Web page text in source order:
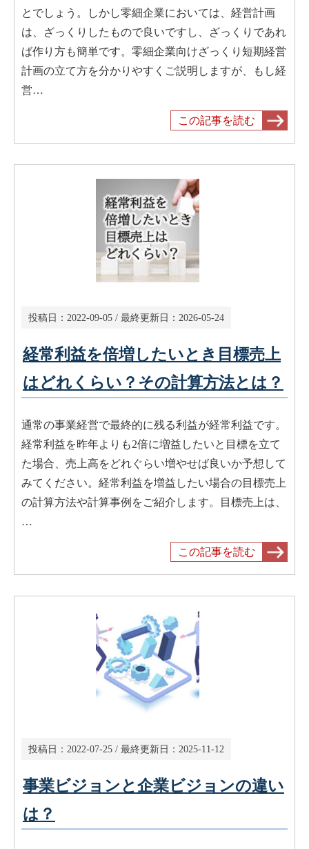
とでしょう。しかし零細企業においては、経営計画
は、ざっくりしたもので良いですし、ざっくりであれ
ば作り方も簡単です。零細企業向けざっくり短期経営
計画の立て方を分かりやすくご説明しますが、もし経
営…
この記事を読む
投稿日： 2022-09-05 / 最終更新日： 2026-05-24
経常利益を倍増したいとき目標売上
はどれくらい？その計算方法とは？
通常の事業経営で最終的に残る利益が経常利益です。
経常利益を昨年よりも2倍に増益したいと目標を立て
た場合、売上高をどれぐらい増やせば良いか予想して
みてください。経常利益を増益したい場合の目標売上
の計算方法や計算事例をご紹介します。目標売上は、
…
この記事を読む
投稿日： 2022-07-25 / 最終更新日： 2025-11-12
事業ビジョンと企業ビジョンの違い
は？